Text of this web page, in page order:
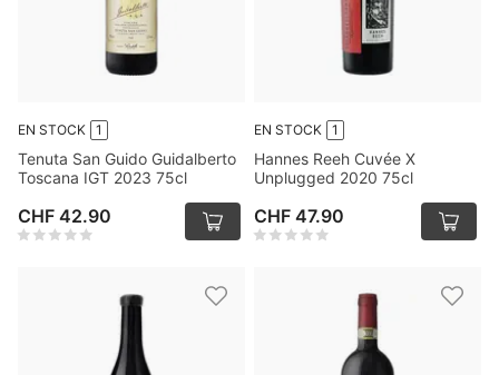
EN STOCK 1
Tenuta San Guido Guidalberto
Toscana IGT 2023 75cl
CHF 42.90
EN STOCK 1
Hannes Reeh Cuvée X
Unplugged 2020 75cl
CHF 47.90